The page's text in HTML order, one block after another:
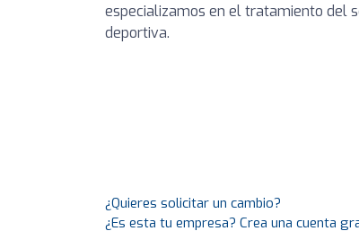
especializamos en el tratamiento del
deportiva.
¿Quieres solicitar un cambio?
¿Es esta tu empresa? Crea una cuenta